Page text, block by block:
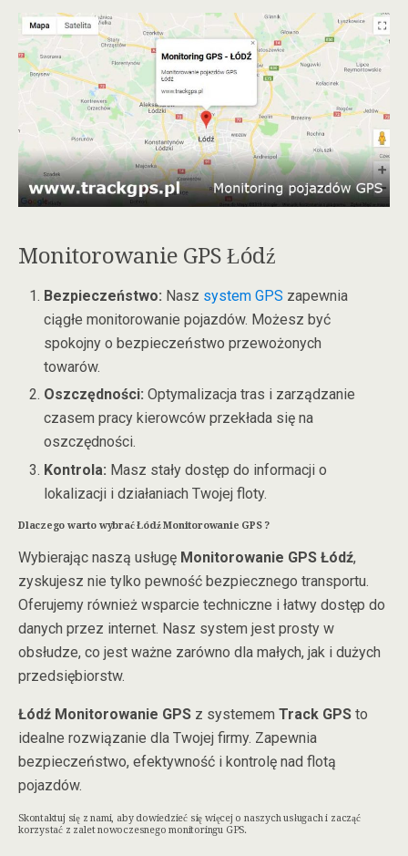
Monitorowanie GPS Łódź
Bezpieczeństwo: Nasz system GPS zapewnia
ciągłe monitorowanie pojazdów. Możesz być
spokojny o bezpieczeństwo przewożonych
towarów.
Oszczędności: Optymalizacja tras i zarządzanie
czasem pracy kierowców przekłada się na
oszczędności.
Kontrola: Masz stały dostęp do informacji o
lokalizacji i działaniach Twojej floty.
Dlaczego warto wybraćŁódź Monitorowanie GPS ?
Wybierając naszą usługę Monitorowanie GPS Łódź,
zyskujesz nie tylko pewność bezpiecznego transportu.
Oferujemy również wsparcie techniczne i łatwy dostęp do
danych przez internet. Nasz system jest prosty w
obsłudze, co jest ważne zarówno dla małych, jak i dużych
przedsiębiorstw.
Łódź Monitorowanie GPS z systemem Track GPS to
idealne rozwiązanie dla Twojej firmy. Zapewnia
bezpieczeństwo, efektywność i kontrolę nad flotą
pojazdów.
Skontaktuj się z nami, aby dowiedzieć się więcej o naszych usługach i zacząć
korzystać z zalet nowoczesnego monitoringu GPS.